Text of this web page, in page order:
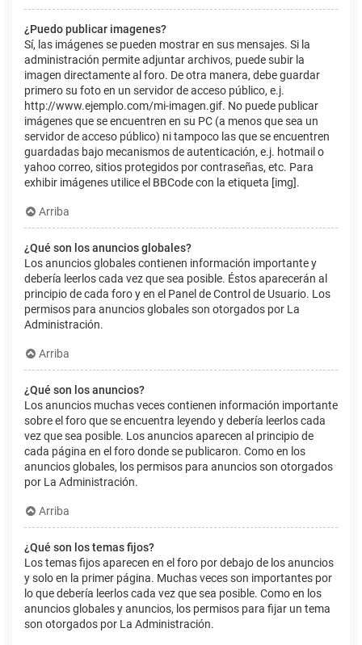
¿Puedo publicar imagenes?
Sí, las imágenes se pueden mostrar en sus mensajes. Si la
administración permite adjuntar archivos, puede subir la
imagen directamente al foro. De otra manera, debe guardar
primero su foto en un servidor de acceso público, e.j.
http://www.ejemplo.com/mi-imagen.gif. No puede publicar
imágenes que se encuentren en su PC (a menos que sea un
servidor de acceso público) ni tampoco las que se encuentren
guardadas bajo mecanismos de autenticación, e.j. hotmail o
yahoo correo, sitios protegidos por contraseñas, etc. Para
exhibir imágenes utilice el BBCode con la etiqueta [img].
Arriba
¿Qué son los anuncios globales?
Los anuncios globales contienen información importante y
debería leerlos cada vez que sea posible. Éstos aparecerán al
principio de cada foro y en el Panel de Control de Usuario. Los
permisos para anuncios globales son otorgados por La
Administración.
Arriba
¿Qué son los anuncios?
Los anuncios muchas veces contienen información importante
sobre el foro que se encuentra leyendo y debería leerlos cada
vez que sea posible. Los anuncios aparecen al principio de
cada página en el foro donde se publicaron. Como en los
anuncios globales, los permisos para anuncios son otorgados
por La Administración.
Arriba
¿Qué son los temas fijos?
Los temas fijos aparecen en el foro por debajo de los anuncios
y solo en la primer página. Muchas veces son importantes por
lo que debería leerlos cada vez que sea posible. Como en los
anuncios globales y anuncios, los permisos para fijar un tema
son otorgados por La Administración.